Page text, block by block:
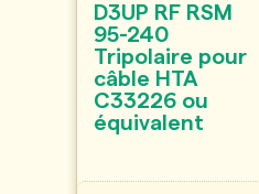
D3UP RF RSM
95-240
Tripolaire pour
câble HTA
C33226 ou
équivalent